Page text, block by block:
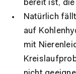
bereit ist, die
Natürlich
auf
mit